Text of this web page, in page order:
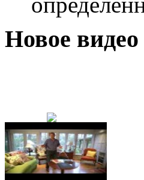
Новое видео